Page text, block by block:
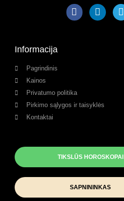
Informacija
Pagrindinis
Kainos
Privatumo politika
Pirkimo sąlygos ir taisyklės
Kontaktai
TIKSLŪS HOROSKOPAI
SAPNININKAS